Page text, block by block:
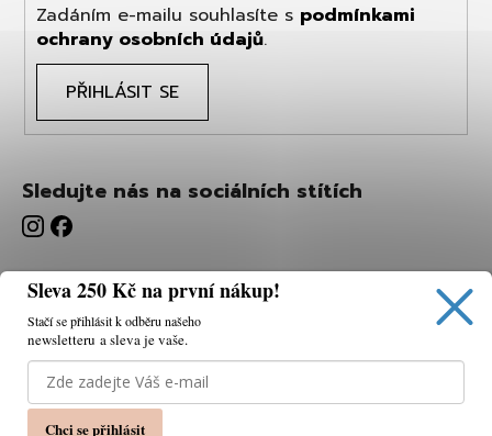
Používáme cookies, abychom vám umožnili pohodlné
prohlížení webu a díky analýze webu neustále zlepšovat
jeho funkce, výkon a použitelnost.
Zadáním e-mailu souhlasíte s podmínkami
ochrany osobních údajů.
PŘIHLÁSIT SE
Sledujte nás na sociálních stítích
Sleva 250 Kč na první nákup!
Stačí se přihlásit k odběru našeho
newsletteru a sleva je vaše.
Chci se přihlásit